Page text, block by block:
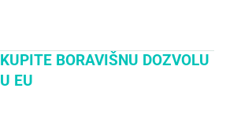
KUPITE BORAVIŠNU DOZVOLU
U EU